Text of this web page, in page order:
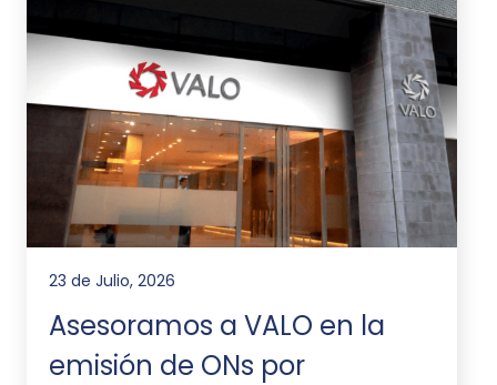
23 de Julio, 2026
Asesoramos a VALO en la
emisión de ONs por